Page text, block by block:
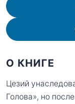
О КНИГЕ
Цезий
Голова», но